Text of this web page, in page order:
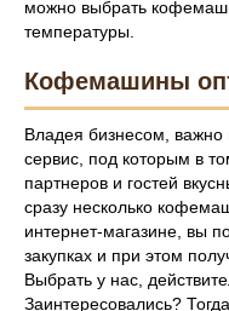
можно выбрать
температуры.
Кофемашины
Владея бизнесом, важно
сервис, под которым в
партнеров и гостей
сразу несколько
интернет-магазине, вы
закупках и при этом
Выбрать у нас,
Заинтересовались?